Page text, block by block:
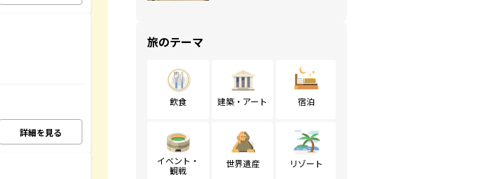
詳細を見る
旅のテーマ
飲食 建築・アート 宿泊
イベント・
観戦
世界遺産 リゾート